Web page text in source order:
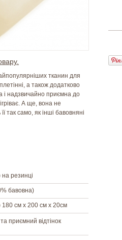
тканин для
а також додатково
і надзвичайно приємна до
А ще, вона не
так само, як інші бавовняні
резинці
бавовна)
см х 200 см х 20см
приємний відтінок